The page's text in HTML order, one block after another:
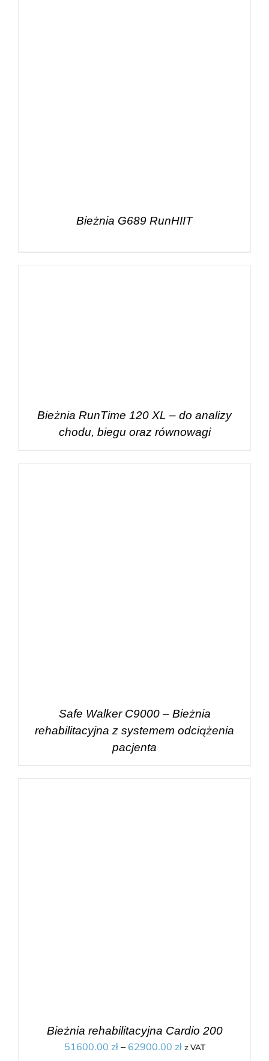
Bieżnia G689 RunHIIT
Bieżnia RunTime 120 XL – do analizy
chodu, biegu oraz równowagi
Safe Walker C9000 – Bieżnia
rehabilitacyjna z systemem odciążenia
pacjenta
Bieżnia rehabilitacyjna Cardio 200
51600.00 zł– 62900.00 zł z VAT